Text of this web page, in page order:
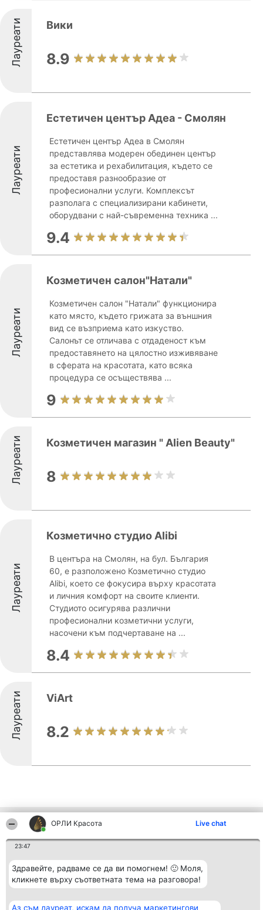
ОРЛИ Красота Live chat
23:47
Здравейте, радваме се да ви помогнем! 🙂 Моля,
кликнете върху съответната тема на разговора!
Аз съм лауреат, искам да получа маркетингови
Лауреати Вики
8.9
Лауреати
Естетичен център Адеа - Смолян
Естетичен център Адеа в Смолян
представлява модерен обединен център
за естетика и рехабилитация, където се
предоставя разнообразие от
професионални услуги. Комплексът
разполага с специализирани кабинети,
оборудвани с най-съвременна техника ...
9.4
Лауреати
Козметичен салон"Натали"
Козметичен салон "Натали" функционира
като място, където грижата за външния
вид се възприема като изкуство.
Салонът се отличава с отдаденост към
предоставянето на цялостно изживяване
в сферата на красотата, като всяка
процедура се осъществява ...
9
Лауреати Козметичен магазин " Alien Beauty"
8
Лауреати
Козметично студио Alibi
В центъра на Смолян, на бул. България
60, е разположено Козметично студио
Alibi, което се фокусира върху красотата
и личния комфорт на своите клиенти.
Студиото осигурява различни
професионални козметични услуги,
насочени към подчертаване на ...
8.4
Лауреати ViArt
8.2
Други фирми от региона
Организатор на
класиране
Beautiful Company S.R.L.
Sus Nr. 2, Bl. A30, Sc. A, Et.
Класация
Списък на
победители
Контакти